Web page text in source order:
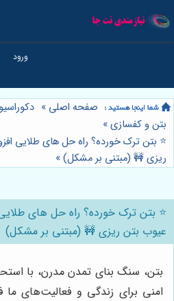
صفحه اصلی »
بتن و کفسازی»
⭐️ بتن ترک خورده؟ راه حل های طلایی
ریزی 🚧 (مبتنی بر مشکل)»
⭐️ بتن ترک خورده؟ راه حل های
عیوب بتن ریزی 🚧 (مبتنی بر مشکل)
بتن، سنگ بنای تمدن مدرن، با
امنی برای زندگی و فعالیت‌های